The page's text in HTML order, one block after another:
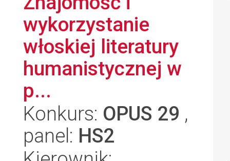
wykorzystanie
włoskiej literatury
humanistycznej w
p...
Konkurs: OPUS 29 ,
panel: HS2